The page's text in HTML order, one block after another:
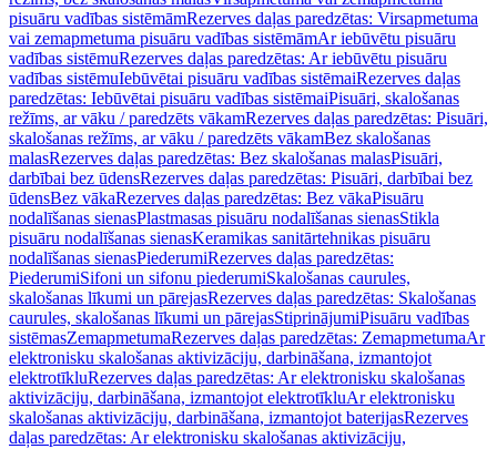
pisuāru vadības sistēmāmRezerves daļas paredzētas: Virsapmetuma
vai zemapmetuma pisuāru vadības sistēmāmAr iebūvētu pisuāru
vadības sistēmuRezerves daļas paredzētas: Ar iebūvētu pisuāru
vadības sistēmuIebūvētai pisuāru vadības sistēmaiRezerves daļas
paredzētas: Iebūvētai pisuāru vadības sistēmaiPisuāri, skalošanas
režīms, ar vāku / paredzēts vākamRezerves daļas paredzētas: Pisuāri,
skalošanas režīms, ar vāku / paredzēts vākamBez skalošanas
malasRezerves daļas paredzētas: Bez skalošanas malasPisuāri,
darbībai bez ūdensRezerves daļas paredzētas: Pisuāri, darbībai bez
ūdensBez vākaRezerves daļas paredzētas: Bez vākaPisuāru
nodalīšanas sienasPlastmasas pisuāru nodalīšanas sienasStikla
pisuāru nodalīšanas sienasKeramikas sanitārtehnikas pisuāru
nodalīšanas sienasPiederumiRezerves daļas paredzētas:
PiederumiSifoni un sifonu piederumiSkalošanas caurules,
skalošanas līkumi un pārejasRezerves daļas paredzētas: Skalošanas
caurules, skalošanas līkumi un pārejasStiprinājumiPisuāru vadības
sistēmasZemapmetumaRezerves daļas paredzētas: ZemapmetumaAr
elektronisku skalošanas aktivizāciju, darbināšana, izmantojot
elektrotīkluRezerves daļas paredzētas: Ar elektronisku skalošanas
aktivizāciju, darbināšana, izmantojot elektrotīkluAr elektronisku
skalošanas aktivizāciju, darbināšana, izmantojot baterijasRezerves
daļas paredzētas: Ar elektronisku skalošanas aktivizāciju,